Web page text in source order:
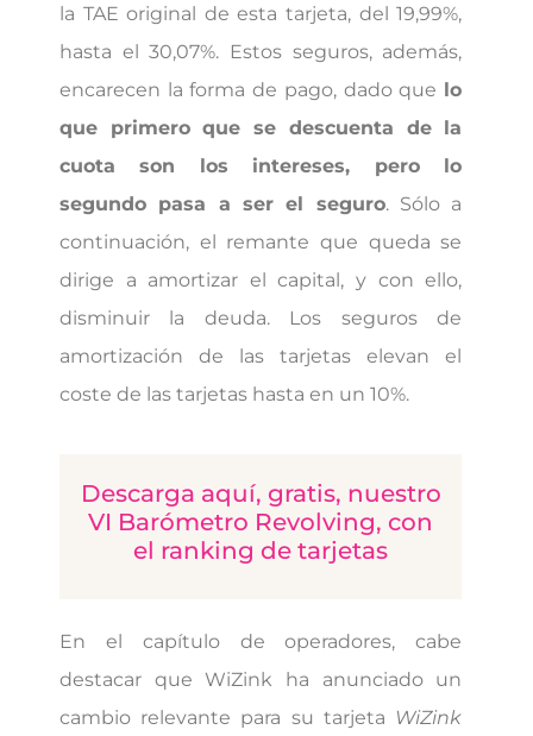
la TAE original de esta tarjeta, del 19,99%,
hasta el 30,07%. Estos seguros, además,
encarecen la forma de pago, dado que lo
que primero que se descuenta de la
cuota son los intereses, pero lo
segundo pasa a ser el seguro. Sólo a
continuación, el remante que queda se
dirige a amortizar el capital, y con ello,
disminuir la deuda. Los seguros de
amortización de las tarjetas elevan el
coste de las tarjetas hasta en un 10%.
Descarga aquí, gratis, nuestro
VI Barómetro Revolving, con
el ranking de tarjetas
En el capítulo de operadores, cabe
destacar que WiZink ha anunciado un
cambio relevante para su tarjeta WiZink